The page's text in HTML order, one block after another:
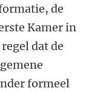
de
Kamer in
dat de
formeel